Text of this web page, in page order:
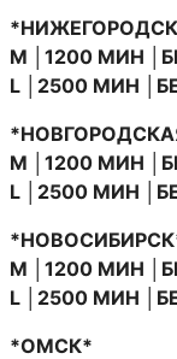
M │1200 МИН
L │2500 МИН
M │1200 МИН
L │2500 МИН
M │1200 МИН
L │2500 МИН
*ОМСК*